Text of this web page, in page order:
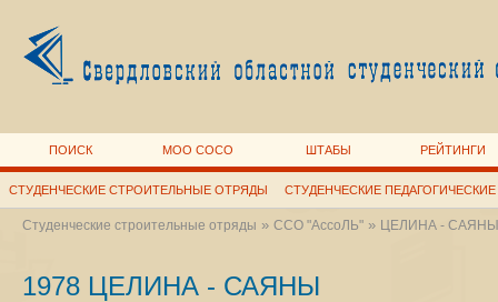
ПОИСК МОО СОСО ШТАБЫ РЕЙТИНГИ
СТУДЕНЧЕСКИЕ СТРОИТЕЛЬНЫЕ ОТРЯДЫ СТУДЕНЧЕСКИЕ
Студенческие строительные отряды » ССО "АссоЛЬ"» ЦЕЛИНА - САЯНЫ
1978 ЦЕЛИНА - САЯНЫ